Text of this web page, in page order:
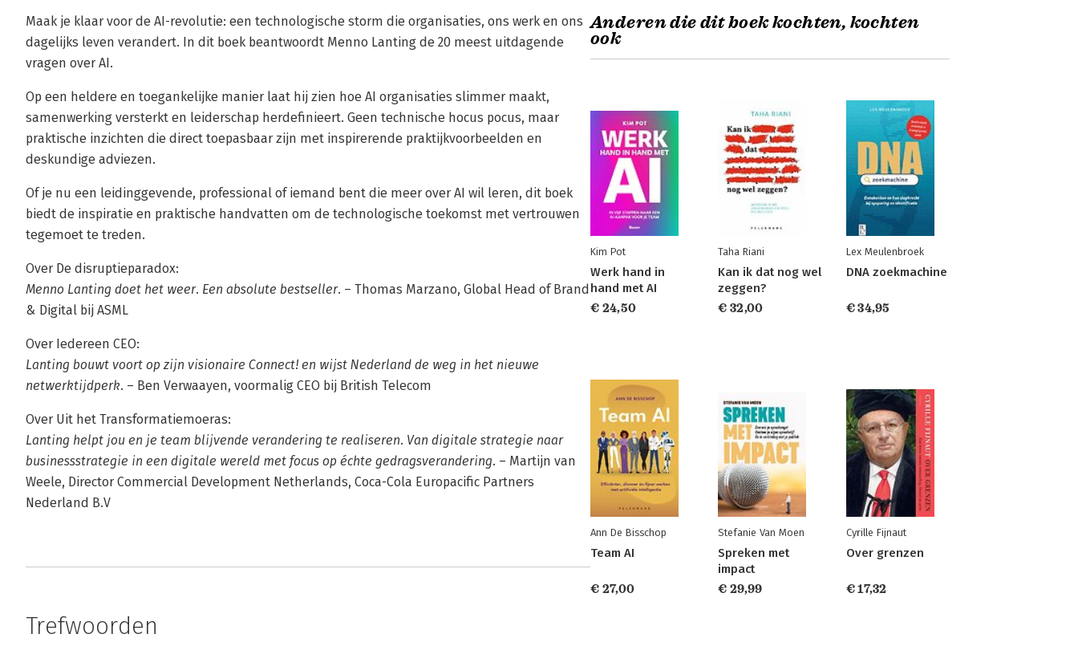
Maak je klaar voor de AI-revolutie: een technologische storm die organisaties, ons werk en ons
dagelijks leven verandert. In dit boek beantwoordt Menno Lanting de 20 meest uitdagende
vragen over AI.
Op een heldere en toegankelijke manier laat hij zien hoe AI organisaties slimmer maakt,
samenwerking versterkt en leiderschap herdefinieert. Geen technische hocus pocus, maar
praktische inzichten die direct toepasbaar zijn met inspirerende praktijkvoorbeelden en
deskundige adviezen.
Of je nu een leidinggevende, professional of iemand bent die meer over AI wil leren, dit boek
biedt de inspiratie en praktische handvatten om de technologische toekomst met vertrouwen
tegemoet te treden.
Over De disruptieparadox:
Menno Lanting doet het weer. Een absolute bestseller. – Thomas Marzano, Global Head of Brand
& Digital bij ASML
Over Iedereen CEO:
Lanting bouwt voort op zijn visionaire Connect! en wijst Nederland de weg in het nieuwe
netwerktijdperk. – Ben Verwaayen, voormalig CEO bij British Telecom
Over Uit het Transformatiemoeras:
Lanting helpt jou en je team blijvende verandering te realiseren. Van digitale strategie naar
businessstrategie in een digitale wereld met focus op échte gedragsverandering. – Martijn van
Weele, Director Commercial Development Netherlands, Coca-Cola Europacific Partners
Nederland B.V
Trefwoorden
Anderen die dit boek kochten, kochten
ook
Kim Pot
Werk hand in
hand met AI
€ 24,50
Taha Riani
Kan ik dat nog wel
zeggen?
€ 32,00
Lex Meulenbroek
DNA zoekmachine
€ 34,95
Ann De Bisschop
Team AI
€ 27,00
Stefanie Van Moen
Spreken met
impact
€ 29,99
Cyrille Fijnaut
Over grenzen
€ 17,32